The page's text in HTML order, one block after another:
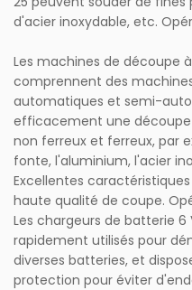
d'acier inoxydable, etc.
Les machines de découpe
comprennent des
automatiques et semi-
efficacement une
non ferreux et ferreux, par
fonte, l'aluminium, l'acier
Excellentes
haute qualité de coupe.
Les chargeurs de batterie 6
rapidement utilisés pour
diverses batteries, et
protection pour éviter